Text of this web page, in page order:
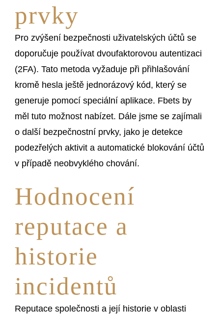
prvky
Pro zvýšení bezpečnosti uživatelských účtů se
doporučuje používat dvoufaktorovou autentizaci
(2FA). Tato metoda vyžaduje při přihlašování
kromě hesla ještě jednorázový kód, který se
generuje pomocí speciální aplikace. Fbets by
měl tuto možnost nabízet. Dále jsme se zajímali
o další bezpečnostní prvky, jako je detekce
podezřelých aktivit a automatické blokování účtů
v případě neobvyklého chování.
Hodnocení
reputace a
historie
incidentů
Reputace společnosti a její historie v oblasti